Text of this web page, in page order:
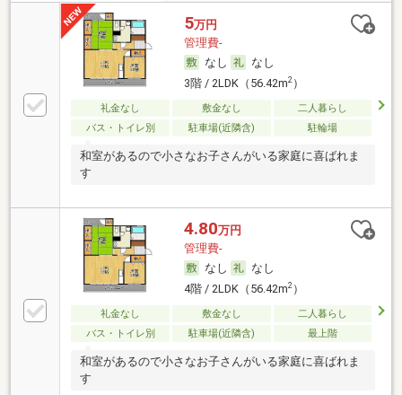
5万円
管理費-
なし
なし
3階 / 2LDK（56.42m2）
礼金なし 敷金なし
二人暮らし
バス・トイレ別
駐車場(近隣含) 駐輪場
和室があるので小さなお子さんがいる家庭に喜ばれま
す
4.80万円
管理費-
なし
なし
4階 / 2LDK（56.42m2）
礼金なし 敷金なし
二人暮らし
バス・トイレ別
駐車場(近隣含) 最上階
和室があるので小さなお子さんがいる家庭に喜ばれま
す